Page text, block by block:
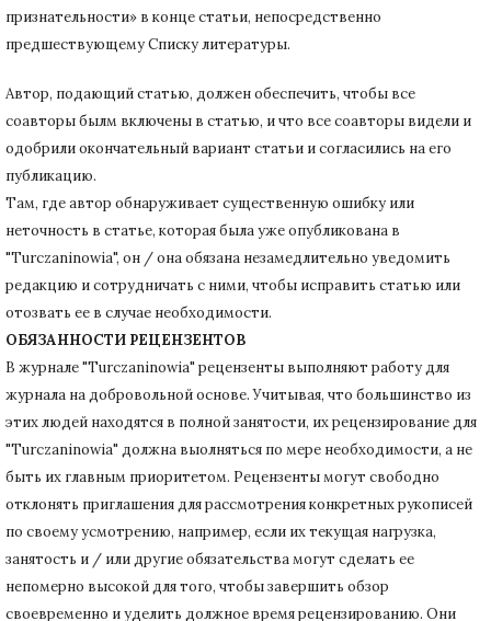
признательности» в конце статьи, непосредственно
предшествующему Списку литературы.
Автор, подающий статью, должен обеспечить, чтобы все
соавторы былм включены в статью, и что все соавторы видели и
одобрили окончательный вариант статьи и согласились на его
публикацию.
Там, где автор обнаруживает существенную ошибку или
неточность в статье, которая была уже опубликована в
"Turczaninowia", он / она обязана незамедлительно уведомить
редакцию и сотрудничать с ними, чтобы исправить статью или
отозвать ее в случае необходимости.
ОБЯЗАННОСТИ РЕЦЕНЗЕНТОВ
В журнале "Turczaninowia" рецензенты выполняют работу для
журнала на добровольной основе.Учитывая, что большинство из
этих людей находятся в полной занятости, их рецензирование для
"Turczaninowia" должна выолняться по мере необходимости, а не
быть их главным приоритетом. Рецензенты могут свободно
отклонять приглашения для рассмотрения конкретных рукописей
по своему усмотрению, например, если их текущая нагрузка,
занятость и / или другие обязательства могут сделать ее
непомерно высокой для того, чтобы завершить обзор
своевременно и уделить должное время рецензированию. Они